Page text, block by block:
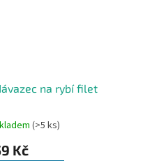
na rybí filet
(>5 ks)
Kč